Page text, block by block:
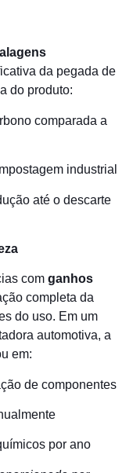
da pegada de
do produto:
comparada a
industrial
até o descarte
com ganhos
completa da
do uso. Em um
automotiva, a
em:
de componentes
por ano